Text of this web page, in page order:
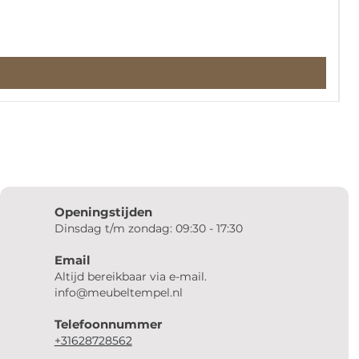
Openingstijden
Dinsdag t/m zondag: 09:30 - 17:30
Email
Altijd bereikbaar via e-mail.
info@meubeltempel.nl
Telefoonnummer
+31628728562